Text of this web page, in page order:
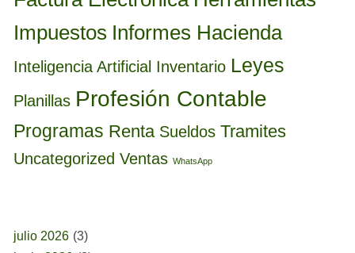
Impuestos Informes Hacienda
Inteligencia Artificial Inventario Leyes
Planillas Profesión Contable
Programas Renta Sueldos Tramites
Uncategorized Ventas WhatsApp
julio 2026 (3)